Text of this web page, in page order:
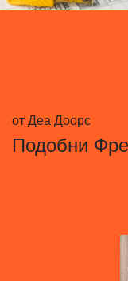
от Деа Доорс
Подобни